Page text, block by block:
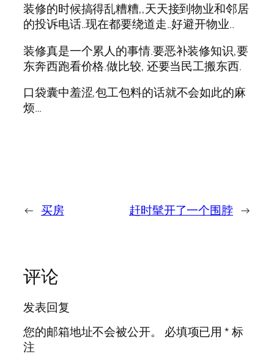
装修的时候搞得乱糟糟,,天天接到物业和邻居
的投诉电话..现在都要绕道走..好避开物业..
装修真是一个累人的事情.要恶补装修知识,要
东奔西跑看价格.做比较, 还要当民工搬东西.
口袋囊中羞涩,包工包料的话就不会如此的麻
烦…
← 买房 赶时髦开了一个围脖 →
评论
发表回复
您的邮箱地址不会被公开。
必填项已用*标
注